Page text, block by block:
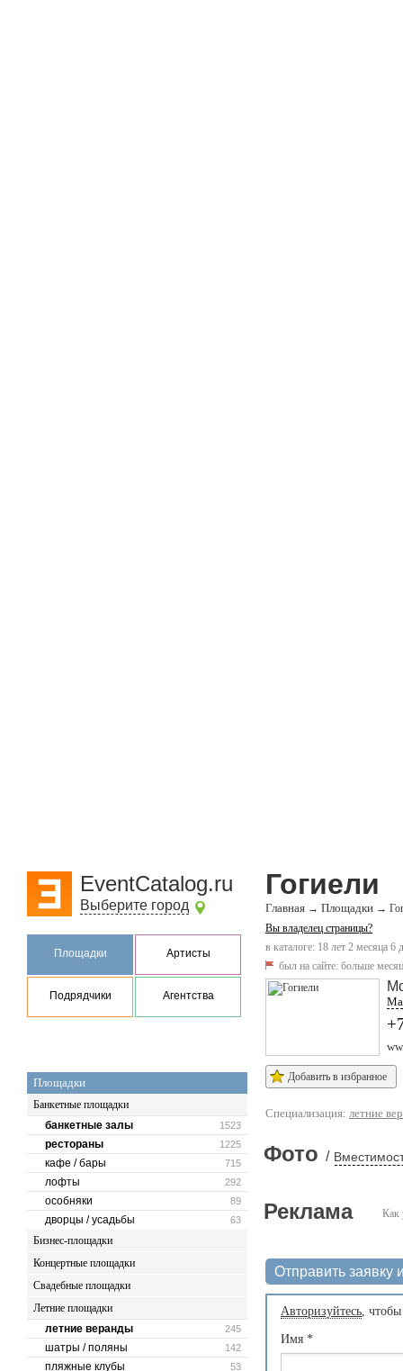
EventCatalog.ru
Выберите город
Площадки Артисты
Подрядчики Агентства
Площадки
Банкетные площадки
1523
банкетные залы
1225
рестораны
715
кафе / бары
292
лофты
89
особняки
63
дворцы / усадьбы
Бизнес-площадки
Концертные площадки
Свадебные площадки
Летние площадки
245
летние веранды
142
шатры / поляны
53
пляжные клубы
Гогиели
Главная → Площадки →
Вы владелец страницы?
в каталоге: 18 лет 2 месяца 6
был на сайте: больше
Добавить в избранное
Специализация: летние
Фото /
Как
Реклама
Отправить заявку
Авторизуйтесь,
Имя *